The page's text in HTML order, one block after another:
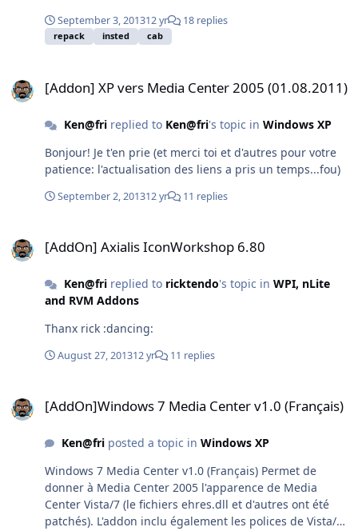
September 3, 201312 yr 18 replies
repack insted cab
[Addon] XP vers Media Center 2005 (01.08.2011)
Ken@frireplied to Ken@fri's topic in Windows XP
Bonjour! Je t'en prie (et merci toi et d'autres pour votre
patience: l'actualisation des liens a pris un temps...fou)
September 2, 201312 yr 11 replies
[AddOn] Axialis IconWorkshop 6.80
Ken@frireplied to ricktendo's topic in WPI, nLite
and RVM Addons
Thanx rick :dancing:
August 27, 201312 yr 11 replies
[AddOn]Windows 7 Media Center v1.0 (Français)
Ken@friposted a topic in Windows XP
Windows 7 Media Center v1.0 (Français) Permet de
donner à Media Center 2005 l'apparence de Media
Center Vista/7 (le fichiers ehres.dll et d'autres ont été
patchés). L'addon inclu également les polices de Vista/7